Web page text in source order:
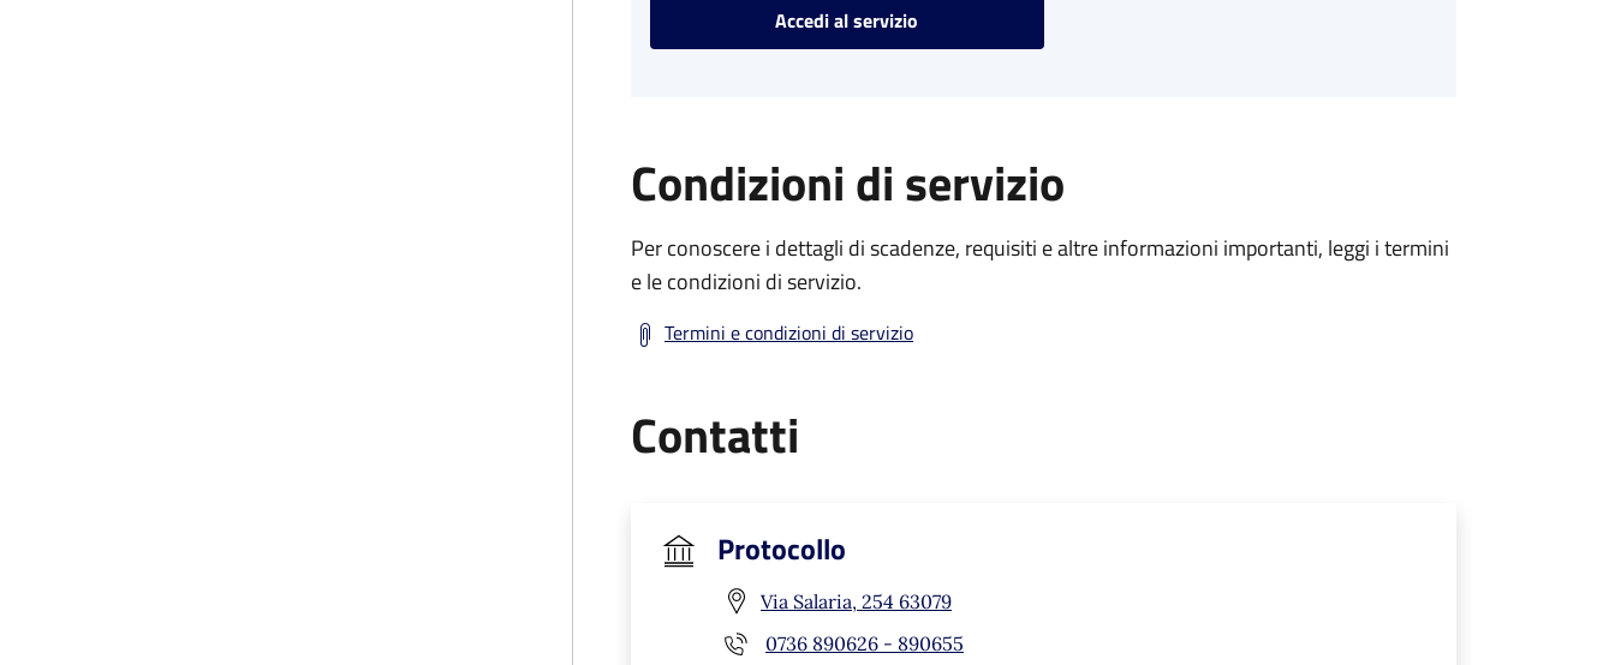
Accedi al servizio
Condizioni di servizio
Per conoscere i dettagli di scadenze, requisiti e altre informazioni importanti, leggi i termini
e le condizioni di servizio.
Termini e condizioni di servizio
Contatti
Protocollo
Via Salaria, 254 63079
0736 890626 - 890655